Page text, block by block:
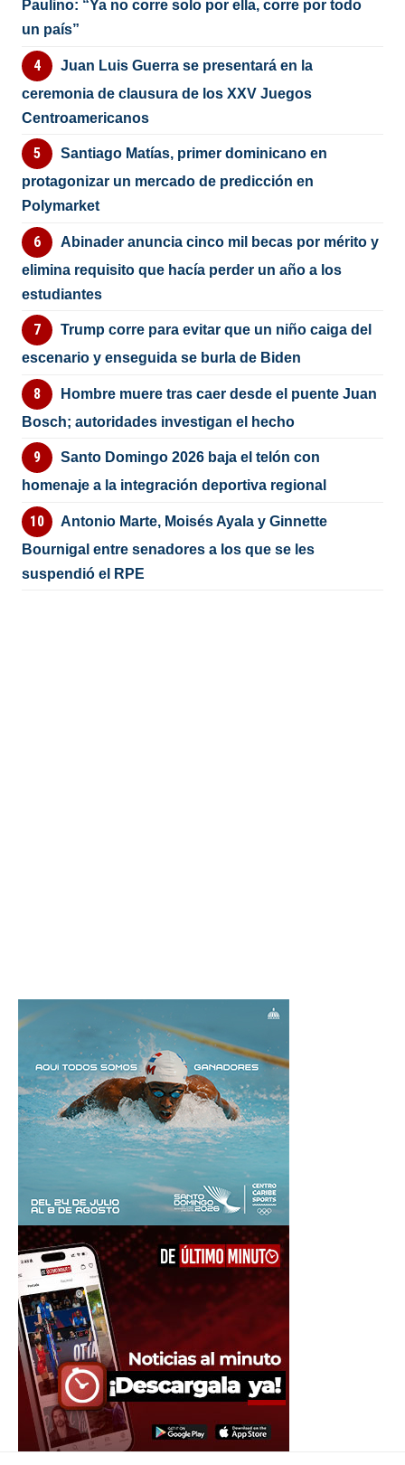
Paulino: “Ya no corre solo por ella, corre por todo
un país”
Juan Luis Guerra se presentará en la
ceremonia de clausura de los XXV Juegos
Centroamericanos
Santiago Matías, primer dominicano en
protagonizar un mercado de predicción en
Polymarket
Abinader anuncia cinco mil becas por mérito y
elimina requisito que hacía perder un año a los
estudiantes
Trump corre para evitar que un niño caiga del
escenario y enseguida se burla de Biden
Hombre muere tras caer desde el puente Juan
Bosch; autoridades investigan el hecho
Santo Domingo 2026 baja el telón con
homenaje a la integración deportiva regional
Antonio Marte, Moisés Ayala y Ginnette
Bournigal entre senadores a los que se les
suspendió el RPE